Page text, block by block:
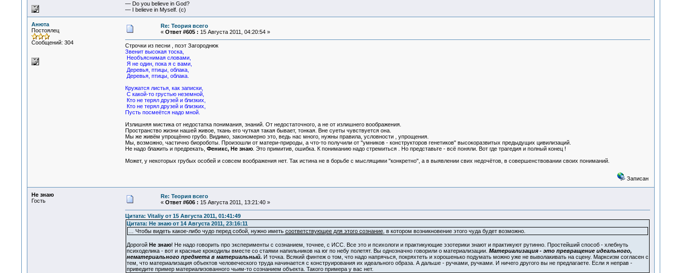
— Do you believe in God?
— I believe in Myself. (c)
Анюта
Постоялец
Сообщений: 304
Re: Теория всего
« Ответ #605 : 15 Августа 2011, 04:20:54 »
Строчки из песни , поэт Загороднюк
Звенит высокая тоска,
Необъяснимая словами,
Я не один, пока я с вами,
Деревья, птицы, облака,
Деревья, птицы, облака.
Кружатся листья, как записки,
С какой-то грустью неземной,
Кто не терял друзей и близких,
Кто не терял друзей и близких,
Пусть посмеётся надо мной.
Излишняя мистика от недостатка понимания, знаний. От недостаточного, а не от излишнего воображения.
Пространство жизни нашей живое, ткань его чуткая такая бывает, тонкая. Вне суеты чувствуется она.
Мы же живём упрощённо грубо. Видимо, закономерно это, ведь нас много, нужны правила, условности , упрощения.
Мы, возможно, частично биороботы. Произошли от матери-природы, а что-то получили от "умников - конструкторов генетиков" высокоразвитых предыдущих цивилизаций.
Не надо блажить и предрекать, Феникс, Не знаю. Это примитив, ошибка. К пониманию надо стремиться . Но представьте - всё поняли. Вот где трагедия и полный конец !
Может, у некоторых грубых особей и совсем воображения нет. Так истина не в борьбе с мыслящими "конкретно", а в выявлении свих недочётов, в совершенствовании своих пониманий.
Записан
Не знаю
Гость
Re: Теория всего
« Ответ #606 : 15 Августа 2011, 13:21:40 »
Цитата: Vitaliy от 15 Августа 2011, 01:41:49
Цитата: Не знаю от 14 Августа 2011, 23:16:11
… Чтобы видеть какое-либо чудо перед собой, нужно иметь соответствующее для этого сознание, в котором возникновение этого чуда будет возможно.
Дорогой Не знаю! Не надо говорить про эксперименты с сознанием, точнее, с ИСС. Все это и психологи и практикующие эзотерики знают и практикуют рутинно. Простейший способ - хлебнуть
психоделика - вот и красные крокодилы вместе со стаями напильников на юг по небу полетят. Вы однозначно говорили о материализации. Материализация - это превращение идеального,
нематериального предмета в материальный. И точка. Всякий финтеж о том, что надо напрячься, покряхтеть и хорошенько подумать можно уже не выволакивать на сцену. Марксизм согласен с
тем, что материализация объектов человеческого труда начинается с конструирования их идеального образа. А дальше - ручками, ручками. И ничего другого вы не предлагаете. Если я неправ -
приведите пример материализованного чьим-то сознанием объекта. Такого примера у вас нет.